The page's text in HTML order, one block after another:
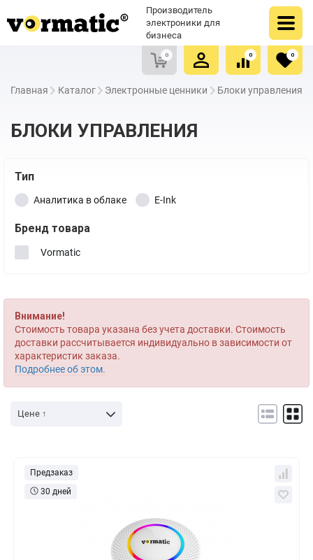
Производитель
электроники для
бизнеса
0
Очистить список сравнения
0
Очистить избранное
0
Главная Каталог Электронные ценники Блоки управления
БЛОКИ УПРАВЛЕНИЯ
Тип
Аналитика в облаке E-Ink
Бренд товара
Vormatic
Внимание!
Стоимость товара указана без учета доставки. Стоимость
доставки рассчитывается индивидуально в зависимости от
характеристик заказа.
Подробнее об этом.
Цене ↑
Предзаказ
30 дней